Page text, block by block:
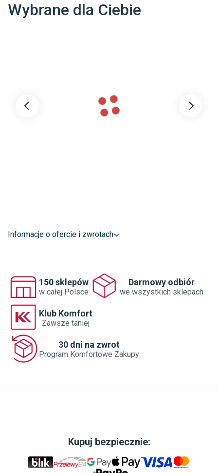
Długość 1 cm
Wybrane dla Ciebie
Informacje o ofercie i zwrotach
150 sklepów
w całej Polsce
Darmowy odbiór
we wszystkich sklepach
Klub Komfort
Zawsze taniej
30 dni na zwrot
Program Komfortowe Zakupy
Kupuj bezpiecznie: